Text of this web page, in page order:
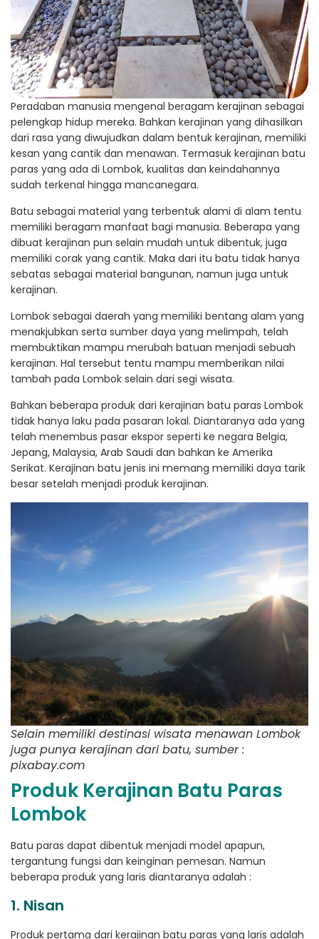
Peradaban manusia mengenal beragam kerajinan sebagai
pelengkap hidup mereka. Bahkan kerajinan yang dihasilkan
dari rasa yang diwujudkan dalam bentuk kerajinan, memiliki
kesan yang cantik dan menawan. Termasuk kerajinan batu
paras yang ada di Lombok, kualitas dan keindahannya
sudah terkenal hingga mancanegara.
Batu sebagai material yang terbentuk alami di alam tentu
memiliki beragam manfaat bagi manusia. Beberapa yang
dibuat kerajinan pun selain mudah untuk dibentuk, juga
memiliki corak yang cantik. Maka dari itu batu tidak hanya
sebatas sebagai material bangunan, namun juga untuk
kerajinan.
Lombok sebagai daerah yang memiliki bentang alam yang
menakjubkan serta sumber daya yang melimpah, telah
membuktikan mampu merubah batuan menjadi sebuah
kerajinan. Hal tersebut tentu mampu memberikan nilai
tambah pada Lombok selain dari segi wisata.
Bahkan beberapa produk dari kerajinan batu paras Lombok
tidak hanya laku pada pasaran lokal. Diantaranya ada yang
telah menembus pasar ekspor seperti ke negara Belgia,
Jepang, Malaysia, Arab Saudi dan bahkan ke Amerika
Serikat. Kerajinan batu jenis ini memang memiliki daya tarik
besar setelah menjadi produk kerajinan.
Selain memiliki destinasi wisata menawan Lombok
juga punya kerajinan dari batu, sumber :
pixabay.com
Produk Kerajinan Batu Paras
Lombok
Batu paras dapat dibentuk menjadi model apapun,
tergantung fungsi dan keinginan pemesan. Namun
beberapa produk yang laris diantaranya adalah :
1. Nisan
Produk pertama dari kerajinan batu paras yang laris adalah